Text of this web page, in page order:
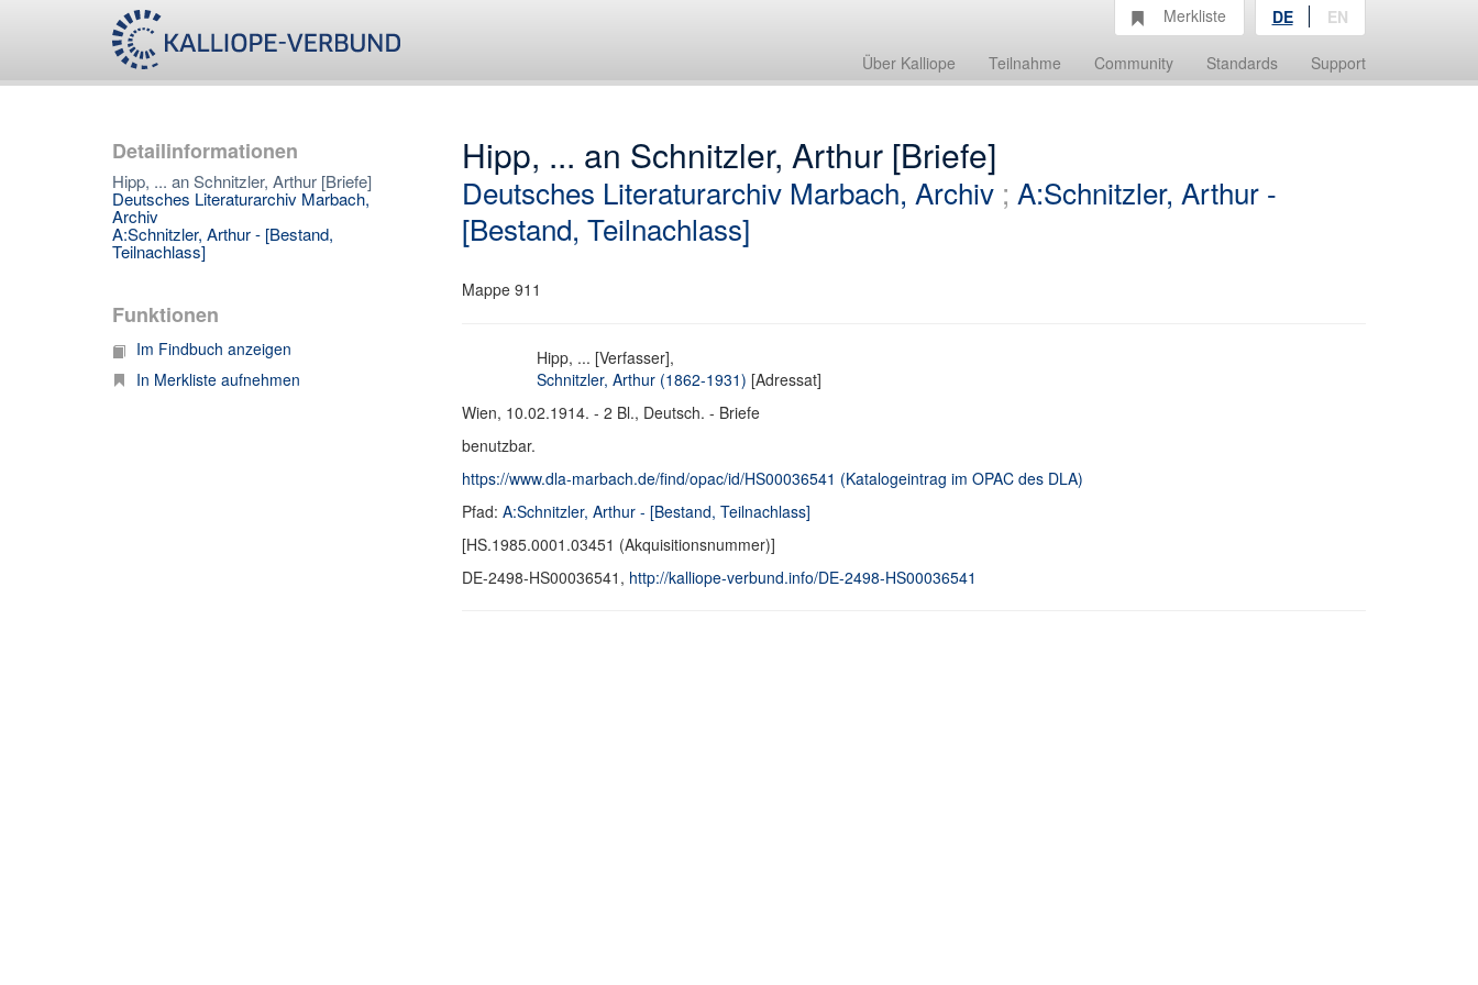
Über Kalliope Teilnahme Community Standards Support
Merkliste DE EN
Detailinformationen
Hipp, ... an Schnitzler, Arthur [Briefe]
Deutsches Literaturarchiv Marbach,
Archiv
A:Schnitzler, Arthur - [Bestand,
Teilnachlass]
Funktionen
Im Findbuch anzeigen
In Merkliste aufnehmen
Hipp, ... an Schnitzler, Arthur [Briefe]
Deutsches Literaturarchiv Marbach, Archiv; A:Schnitzler, Arthur -
[Bestand, Teilnachlass]
Mappe 911
Hipp, ... [Verfasser],
Schnitzler, Arthur (1862-1931) [Adressat]
Wien, 10.02.1914. - 2 Bl., Deutsch. - Briefe
benutzbar.
https://www.dla-marbach.de/find/opac/id/HS00036541 (Katalogeintrag im OPAC des DLA)
Pfad: A:Schnitzler, Arthur - [Bestand, Teilnachlass]
[HS.1985.0001.03451 (Akquisitionsnummer)]
DE-2498-HS00036541, http://kalliope-verbund.info/DE-2498-HS00036541